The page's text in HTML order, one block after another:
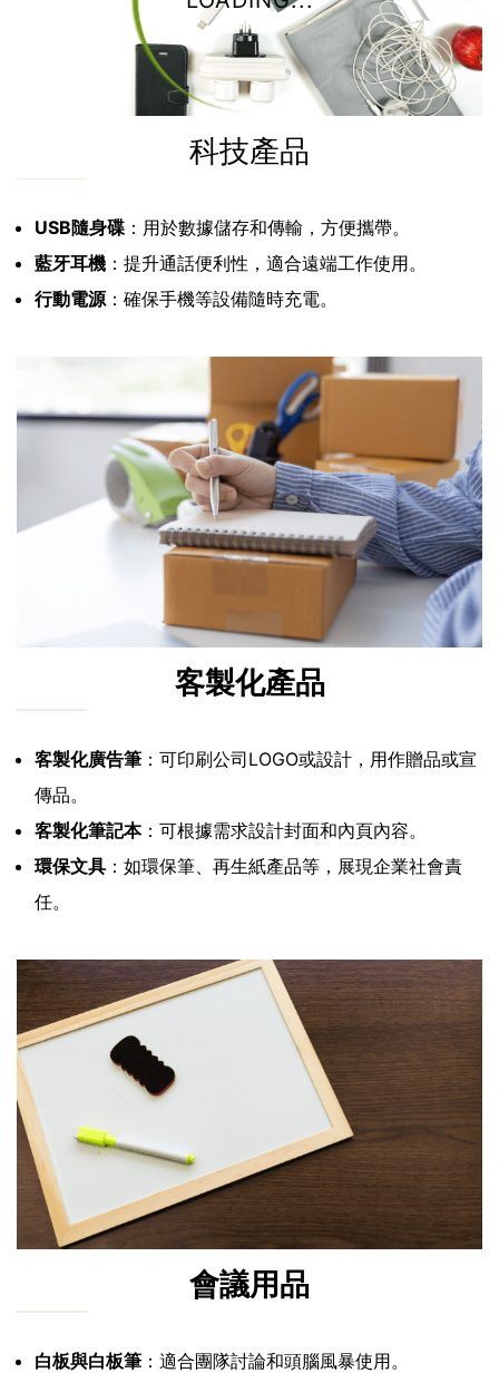
科技產品
USB隨身碟 ：用於數據儲存和傳輸，方便攜帶。
藍牙耳機 ：提升通話便利性，適合遠端工作使用。
行動電源：確保手機等設備隨時充電。
客製化產品
客製化廣告筆 ：可印刷公司LOGO或設計，用作贈品或宣
傳品。
客製化筆記本：可根據需求設計封面和內頁內容。
環保文具 ：如環保筆、再生紙產品等，展現企業社會責
任。
會議用品
白板與白板筆 ：適合團隊討論和頭腦風暴使用。